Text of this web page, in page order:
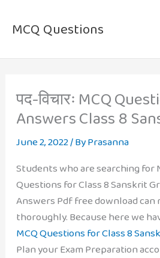
MCQ Questions
पद-विचारः MCQ
Answers Class 8
June 2, 2022/ ByPrasanna
Students who are searching for
Questions for Class 8 Sanskrit
Answers Pdf free download
thoroughly. Because here we
MCQ Questions for Class 8
Plan your Exam Preparation